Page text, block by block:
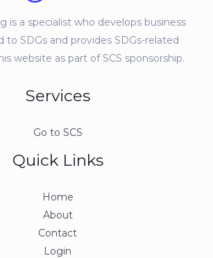
is a specialist who develops business
to SDGs and provides SDGs-related
website as part of SCS sponsorship.
Services
Go to SCS
Quick Links
Home
About
Contact
Login